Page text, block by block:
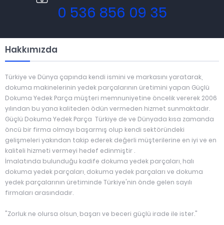
0 536 856 09 35
Hakkımızda
Türkiye ve Dünya çapında kendi ismini ve markasını yaratarak,
dokuma makinelerinin yedek parçalarının üretimini yapan Güçlü
Dokuma Yedek Parça müşteri memnuniyetine öncelik vererek 2006
yılından bu yana kaliteden ödün vermeden hizmet sunmaktadır.
Güçlü Dokuma Yedek Parça Türkiye de ve Dünyada kısa zamanda
öncü bir firma olmayı başarmış olup kendi sektöründeki
gelişmeleri yakından takip ederek değerli müşterilerine en iyi ve en
kaliteli hizmeti vermeyi hedef edinmiştir .
İmalatında bulunduğu kadife dokuma yedek parçaları, halı
dokuma yedek parçaları, dokuma yedek parçaları ve dokuma
yedek parçalarının üretiminde Türkiye'nin önde gelen sayılı
firmaları arasındadır.
"Zorluk ne olursa olsun, başarı ve beceri güçlü irade ile ister."